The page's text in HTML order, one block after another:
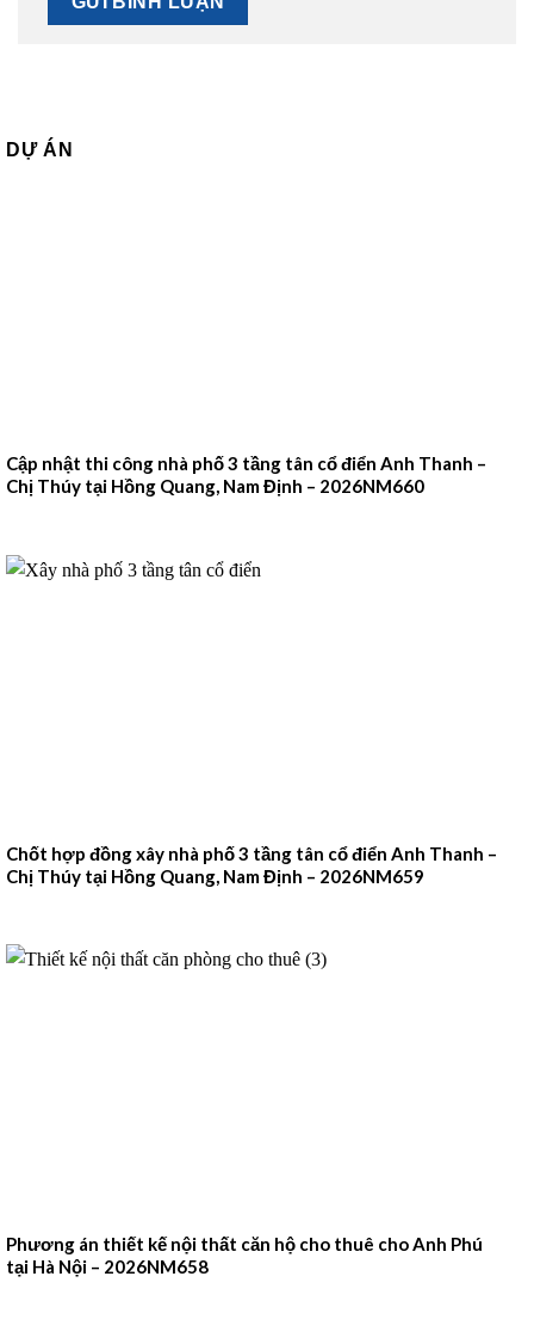
DỰ ÁN
Cập nhật thi công nhà phố 3 tầng tân cổ điển Anh Thanh –
Chị Thúy tại Hồng Quang, Nam Định – 2026NM660
Chốt hợp đồng xây nhà phố 3 tầng tân cổ điển Anh Thanh –
Chị Thúy tại Hồng Quang, Nam Định – 2026NM659
Phương án thiết kế nội thất căn hộ cho thuê cho Anh Phú
tại Hà Nội – 2026NM658